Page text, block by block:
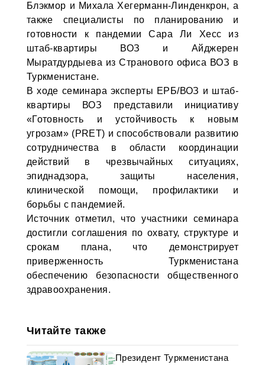
Блэкмор и Михала Хегерманн-Линденкрон, а
также специалисты по планированию и
готовности к пандемии Сара Ли Хесс из
штаб-квартиры ВОЗ и Айджерен
Мыратдурдыева из Странового офиса ВОЗ в
Туркменистане.
В ходе семинара эксперты ЕРБ/ВОЗ и штаб-
квартиры ВОЗ представили инициативу
«Готовность и устойчивость к новым
угрозам» (PRET) и способствовали развитию
сотрудничества в области координации
действий в чрезвычайных ситуациях,
эпиднадзора, защиты населения,
клинической помощи, профилактики и
борьбы с пандемией.
Источник отметил, что участники семинара
достигли соглашения по охвату, структуре и
срокам плана, что демонстрирует
приверженность Туркменистана
обеспечению безопасности общественного
здравоохранения.
Читайте также
Президент Туркменистана